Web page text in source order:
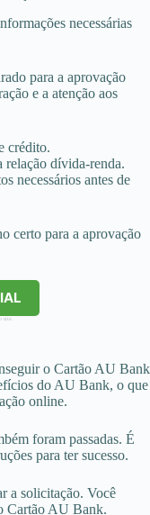
necessárias
para a aprovação
e a atenção aos
crédito.
relação dívida-renda.
necessários antes de
certo para a aprovação
site.
o Cartão AU Bank
do AU Bank, o que
online.
foram passadas. É
para ter sucesso.
a solicitação. Você
Cartão AU Bank.